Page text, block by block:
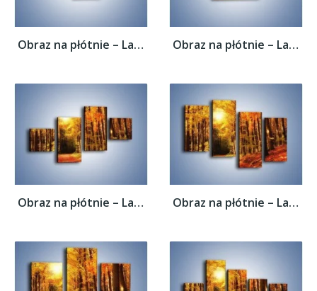
Obraz na płótnie – Lasem w stronę słońca –... Obraz na płótnie – Lasem w stronę słońca –...
Obraz na płótnie – Lasem w stronę słońca –... Obraz na płótnie – Lasem w stronę słońca –...